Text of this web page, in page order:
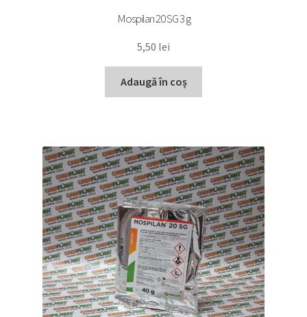
Mospilan 20 SG 3 g
5,50 lei
Adaugă în coș